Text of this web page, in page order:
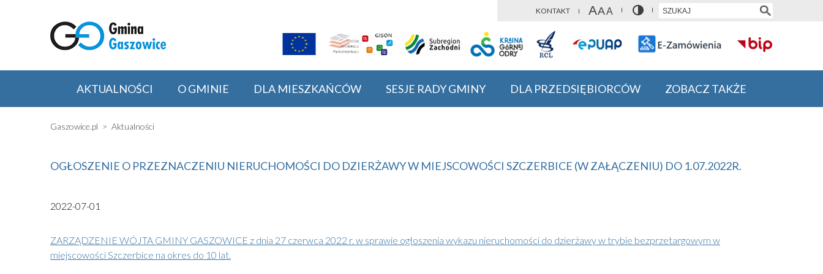
KONTAKT
AKTUALNOŚCI O GMINIE DLA MIESZKAŃCÓW SESJE RADY GMINY DLA PRZEDSIĘBIORCÓW ZOBACZ TAKŻE
Gaszowice.pl Aktualności
OGŁOSZENIE O PRZEZNACZENIU NIERUCHOMOŚCI DO DZIERŻAWY W MIEJSCOWOŚCI SZCZERBICE (W ZAŁĄCZENIU) DO 1.07.2022R.
2022-07-01
ZARZĄDZENIE WÓJTA GMINY GASZOWICE z dnia 27 czerwca 2022 r. w sprawie ogłoszenia wykazu nieruchomości do dzierżawy w trybie bezprzetargowym w
miejscowości Szczerbice na okres do 10 lat.